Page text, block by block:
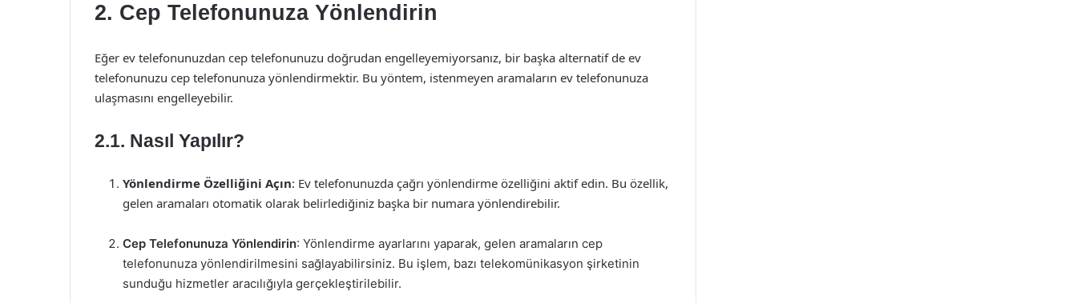
2. Cep Telefonunuza Yönlendirin
Eğer ev telefonunuzdan cep telefonunuzu doğrudan engelleyemiyorsanız, bir başka alternatif de ev
telefonunuzu cep telefonunuza yönlendirmektir. Bu yöntem, istenmeyen aramaların ev telefonunuza
ulaşmasını engelleyebilir.
2.1. Nasıl Yapılır?
Yönlendirme Özelliğini Açın: Ev telefonunuzda çağrı yönlendirme özelliğini aktif edin. Bu özellik,
gelen aramaları otomatik olarak belirlediğiniz başka bir numara yönlendirebilir.
Cep Telefonunuza Yönlendirin: Yönlendirme ayarlarını yaparak, gelen aramaların cep
telefonunuza yönlendirilmesini sağlayabilirsiniz. Bu işlem, bazı telekomünikasyon şirketinin
sunduğu hizmetler aracılığıyla gerçekleştirilebilir.